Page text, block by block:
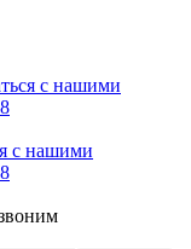
с нашими
с нашими